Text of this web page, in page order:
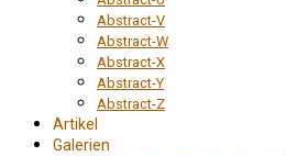
Abstract-V
Abstract-W
Abstract-X
Abstract-Y
Abstract-Z
Artikel
Galerien